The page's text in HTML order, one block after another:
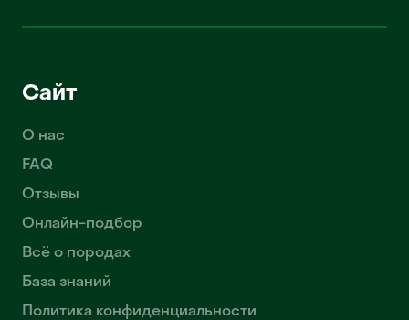
Сайт
О нас
FAQ
Отзывы
Онлайн-подбор
Всё о породах
База знаний
Политика конфиденциальности